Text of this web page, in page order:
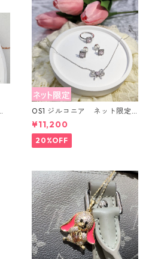
OS1 ジルコニア ネット限定
セット ローズピンク
¥11,200
20%OFF